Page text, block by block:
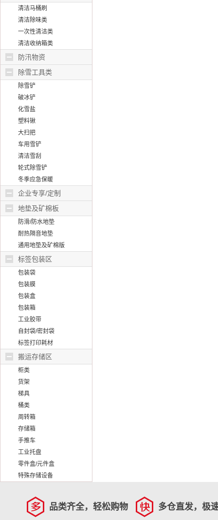
清洁马桶刷
清洁除味类
一次性清洁类
清洁收纳箱类
防汛物资
除雪工具类
除雪铲
破冰铲
化雪盐
塑料锹
大扫把
车用雪铲
清洁雪刮
轮式除雪铲
冬季应急保暖
企业专享/定制
地垫及矿棉板
防滑/防水地垫
耐热隔音地垫
通用地垫及矿棉版
标签包装区
包装袋
包装膜
包装盒
包装箱
工业胶带
自封袋/密封袋
标签打印耗材
搬运存储区
柜类
货架
梯具
桶类
周转箱
存储箱
手推车
工业托盘
零件盒/元件盒
特殊存储设备
品类齐全，轻松购物 多仓直发，极